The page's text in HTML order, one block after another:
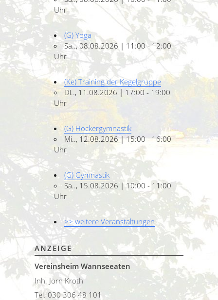
Uhr
(G) Yoga
Sa.., 08.08.2026 | 11:00 - 12:00
Uhr
(Ke) Training der Kegelgruppe
Di.., 11.08.2026 | 17:00 - 19:00
Uhr
(G) Hockergymnastik
Mi.., 12.08.2026 | 15:00 - 16:00
Uhr
(G) Gymnastik
Sa.., 15.08.2026 | 10:00 - 11:00
Uhr
>> weitere Veranstaltungen
ANZEIGE
Vereinsheim Wannseeaten
Inh. Jörn Kroth
Tel. 030 306 48 101